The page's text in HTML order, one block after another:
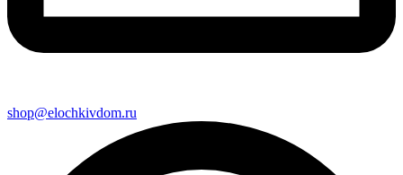
shop@elochkivdom.ru